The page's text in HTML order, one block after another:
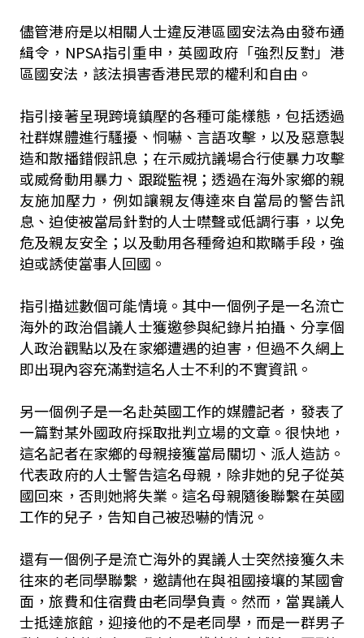
儘管港府是以相關人士違反港區國安法為由發布通
緝令，NPSA指引重申，英國政府「強烈反對」港
區國安法，該法損害香港民眾的權利和自由。
指引接著呈現跨境鎮壓的各種可能樣態，包括透過
社群媒體進行騷擾、恫嚇、言語攻擊，以及惡意製
造和散播錯假訊息；在示威抗議場合行使暴力攻擊
或威脅動用暴力、跟蹤監視；透過在海外家鄉的親
友施加壓力，例如讓親友傳達來自當局的警告訊
息、迫使被當局針對的人士噤聲或低調行事，以免
危及親友安全；以及動用各種脅迫和欺瞞手段，強
迫或誘使當事人回國。
指引描述數個可能情境。其中一個例子是一名流亡
海外的政治倡議人士獲邀參與紀錄片拍攝、分享個
人政治觀點以及在家鄉遭遇的迫害，但過不久網上
即出現內容充滿對這名人士不利的不實資訊。
另一個例子是一名赴英國工作的媒體記者，發表了
一篇對某外國政府採取批判立場的文章。很快地，
這名記者在家鄉的母親接獲當局關切、派人造訪。
代表政府的人士警告這名母親，除非她的兒子從英
國回來，否則她將失業。這名母親隨後聯繫在英國
工作的兒子，告知自己被恐嚇的情況。
還有一個例子是流亡海外的異議人士突然接獲久未
往來的老同學聯繫，邀請他在與祖國接壤的某國會
面，旅費和住宿費由老同學負責。然而，當異議人
士抵達旅館，迎接他的不是老同學，而是一群男子